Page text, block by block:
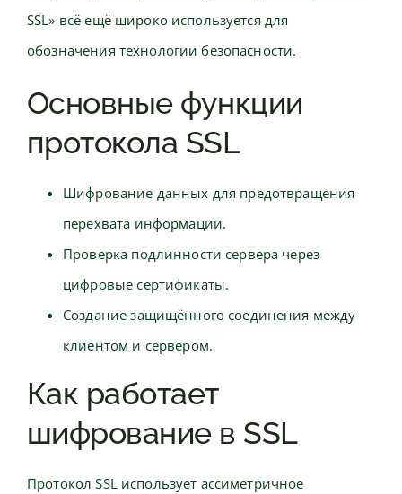
SSL» всё ещё широко используется для
обозначения технологии безопасности.
Основные функции
протокола SSL
Шифрование данных для предотвращения
перехвата информации.
Проверка подлинности сервера через
цифровые сертификаты.
Создание защищённого соединения между
клиентом и сервером.
Как работает
шифрование в SSL
Протокол SSL использует ассиметричное